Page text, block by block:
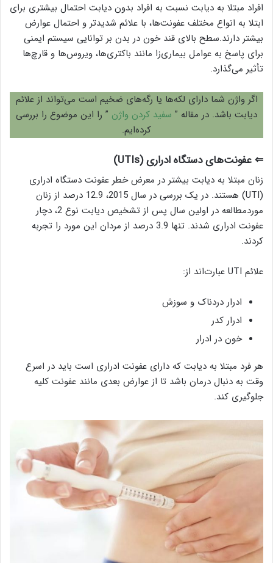
افراد مبتلا به دیابت نسبت به افراد بدون دیابت احتمال بیشتری برای
ابتلا به انواع مختلف عفونت‌ها، با علائم شدیدتر و احتمال عوارض
بیشتر دارند.سطح بالای قند خون در بدن بر توانایی سیستم ایمنی
برای پاسخ به عوامل بیماری‌زا مانند باکتری‌ها، ویروس‌ها و قارچ‌ها
تأثیر می‌گذارد.
اگر واژن شما دارای لکه‌ها یا رگه‌های ضخیم است می‌تواند از علائم
دیابت باشد. در مقاله ” سفید کردن واژن ” را این موضوع را بررسی
کرده‌ایم.
⇐ عفونت‌های دستگاه ادراری (UTIs)
زنان مبتلا به دیابت بیشتر در معرض خطر عفونت دستگاه ادراری
(UTI) هستند. در یک بررسی در سال 2015، 12.9 درصد از زنان
موردمطالعه در اولین سال پس از تشخیص دیابت نوع 2، دچار
عفونت ادراری شدند. تنها 3.9 درصد از مردان این مورد را تجربه
کردند.
علائم UTI عبارت‌اند از:
ادرار دردناک و سوزش
ادرار کدر
خون در ادرار
هر فرد مبتلا به دیابت که دارای عفونت ادراری است باید در اسرع
وقت به دنبال درمان باشد تا از عوارض بعدی مانند عفونت کلیه
جلوگیری کند.